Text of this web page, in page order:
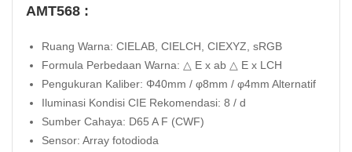
AMT568 :
Ruang Warna: CIELAB, CIELCH, CIEXYZ, sRGB
Formula Perbedaan Warna: △ E x ab △ E x LCH
Pengukuran Kaliber: Φ40mm / φ8mm / φ4mm Alternatif
Iluminasi Kondisi CIE Rekomendasi: 8 / d
Sumber Cahaya: D65 A F (CWF)
Sensor: Array fotodioda